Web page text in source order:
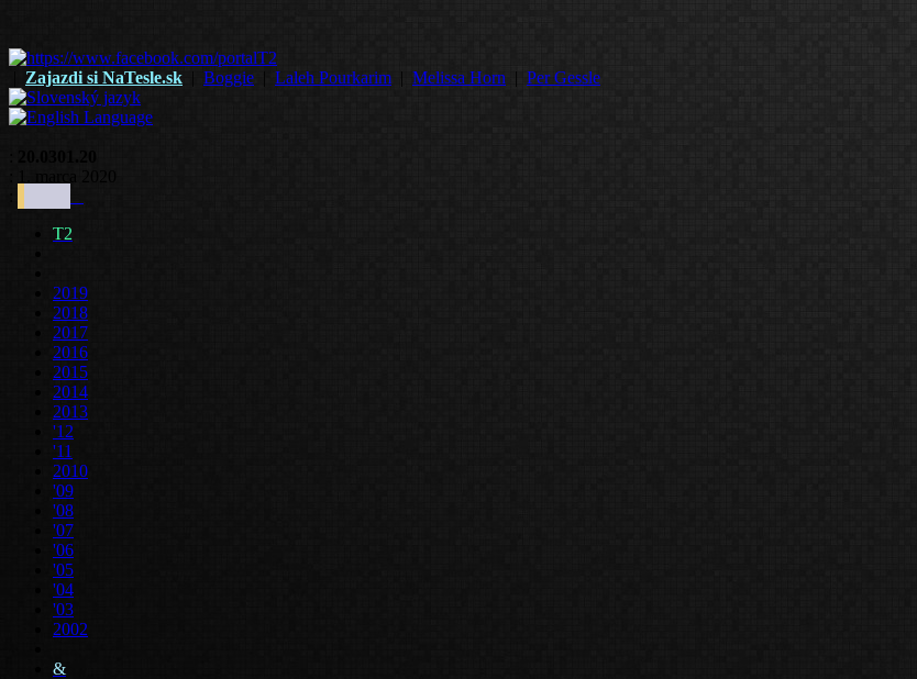
Zajazdi si NaTesle.sk Boggie Laleh Pourkarim | Melissa Horn | Per Gessle
T2
2019
2018
2017
2016
2015
2014
2013
'12
'11
2010
'09
'08
'07
'06
'05
'04
'03
2002
&